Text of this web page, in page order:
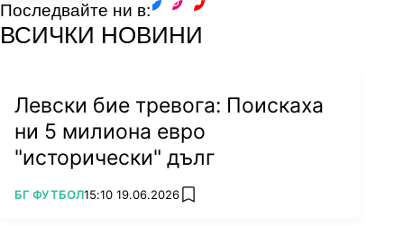
Последвайте ни в:
ВСИЧКИ НОВИНИ
Левски бие тревога: Поискаха
ни 5 милиона евро
"исторически" дълг
ПОВЕЧЕ ОТ
БГ ФУТБОЛ15:10 19.06.2026 add favorites